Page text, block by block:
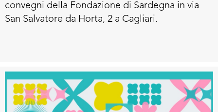
convegni della Fondazione di Sardegna in via
San Salvatore da Horta, 2 a Cagliari.